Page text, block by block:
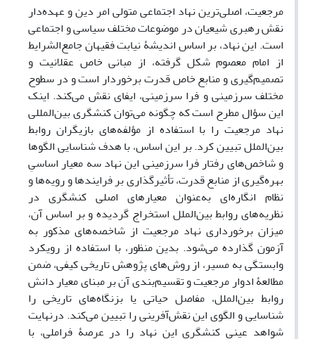
مرجعیت، اصلی‌ترین نهاد اجتماعی متولی امر دین و عهده‌دار
نقش رهبری شیعیان در موضوعات مختلف سیاسی و اجتماعی
است. این نهاد، بر اساس اندیشۀ نیابت فقیهان جامع‌الشرایط
از امام معصوم شکل گرفته، از مبانی خاص عقلانیت و
تصمیم‌گیری و منابع خاص قدرت برخوردار است و در سطوح
مختلف سرزمینی و فرا سرزمینی، ایفای نقش می‌کند. اینک
این سؤال مطرح است که چگونه می‌توان کنشگری بین‌المللی
نهاد مرجعیت را با استفاده از مؤلفه‌های بازیگران روابط
بین‌الملل تبیین کرد. بر این اساس، با هدف شناسایی الگوها
و شاخص‌های رفتار فرا سرزمینی این نهاد سه معیار اساسیِ
بهره‌گیری از منابع قدرت، تأثیرگذاری بر فرایندها و رویه‌ها و
نظام انگاره‌ای به‌عنوان معیارهای اصلی کنشگری در
نظریه‌های روابط بین‌الملل استخراج گردیده و بر اساس آن،
میزان برخورداری نهاد مرجعیت از شاخصه‌های مذکور به
آزمون گذارده می‌شود. بدین منظور، با استفاده از رویکرد
وابستگی به مسیر، از روش‌های پژوهش تاریخی کیفی، ضمن
مطالعۀ ادوار مرجعیت و تقسیم‌بندی آن بر مبنای معیار دانش
روابط بین‌الملل، مفاصل حیاتی یا بزنگاه‌های تاریخی را
شناسایی و الگوی این نقش‌آفرینی را تبیین می‌کند. درنهایت
شواهد عینی کنشگری این نهاد را در عرصۀ فراملی، با